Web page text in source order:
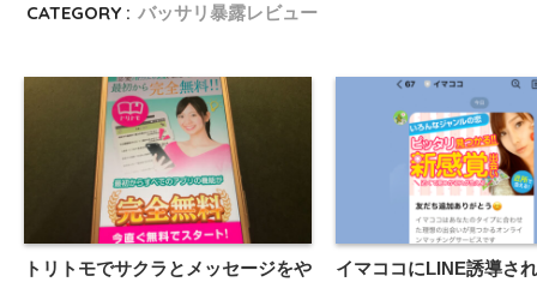
CATEGORY : バッサリ暴露レビュー
トリトモでサクラとメッセージをや
イマココにLINE誘導さ